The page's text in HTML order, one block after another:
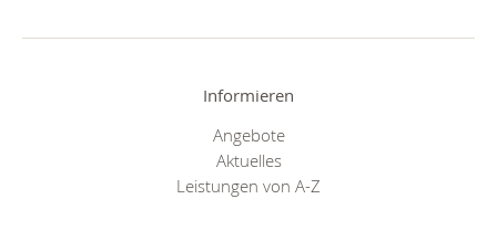
Informieren
Angebote
Aktuelles
Leistungen von A-Z